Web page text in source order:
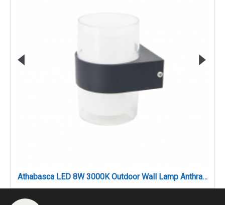
Athabasca LED 8W 3000K Outdoor Wall Lamp Anthracite D:10,5cmx13,5cm (80203241)